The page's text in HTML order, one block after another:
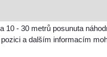
10 - 30 metrů posunuta
a dalším informacím